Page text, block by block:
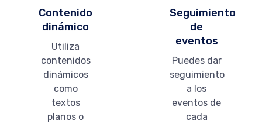
Contenido
dinámico
Utiliza
contenidos
dinámicos
como
textos
planos o
Seguimiento
de
eventos
Puedes dar
seguimiento
a los
eventos de
cada